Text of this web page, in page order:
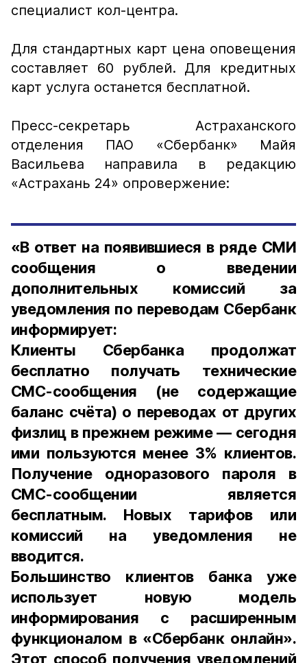
специалист кол-центра.
Для стандартных карт цена оповещения
составляет 60 рублей. Для кредитных
карт услуга останется бесплатной.
Пресс-секретарь Астраханского
отделения ПАО «Сбербанк» Майя
Васильева направила в редакцию
«Астрахань 24» опровержение:
«В ответ на появившиеся в ряде СМИ
сообщения о введении
дополнительных комиссий за
уведомления по переводам Сбербанк
информирует:
Клиенты Сбербанка продолжат
бесплатно получать технические
СМС-сообщения (не содержащие
баланс счёта) о переводах от других
физлиц в прежнем режиме — сегодня
ими пользуются менее 3% клиентов.
Получение одноразового пароля в
СМС-сообщении является
бесплатным. Новых тарифов или
комиссий на уведомления не
вводится.
Большинство клиентов банка уже
использует новую модель
информирования с расширенным
функционалом в «Сбербанк онлайн».
Этот способ получения уведомлений